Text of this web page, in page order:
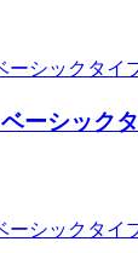
ーシック